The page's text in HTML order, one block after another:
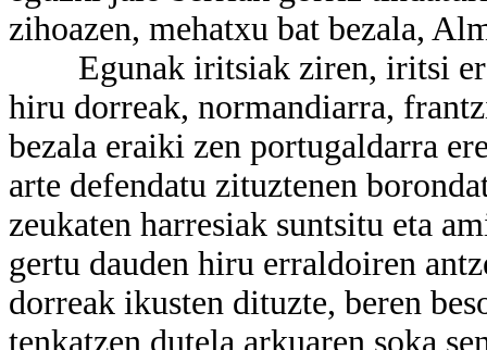
zihoazen, mehatxu bat bezala,
Egunak iritsiak ziren, iritsi
hiru dorreak, normandiarra,
bezala eraiki zen portugaldarra
arte defendatu zituztenen
zeukaten harresiak suntsitu eta
gertu dauden hiru erraldoiren
dorreak ikusten dituzte, beren
tenkatzen dutela arkuaren soka